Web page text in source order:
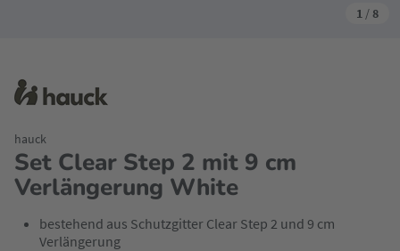
1 /8
Set Clear Step 2 mit 9 cm
Verlängerung White
hauck
bestehend aus Schutzgitter Clear Step 2 und 9 cm
Verlängerung